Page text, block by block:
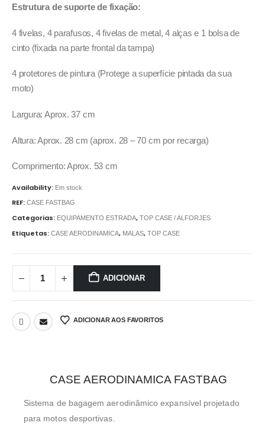
Estrutura de suporte de fixação:
4 fivelas, 4 parafusos, 4 fivelas de metal, 4 alças e 1 bolsa de
cinto (fixada na parte frontal da tampa)
4 protetores de pintura (Protege a superfície pintada da sua
moto)
Largura: Aprox. 37 cm
Altura: Aprox. 28 cm (aprox. 28 – 70 cm por recarga)
Comprimento: Aprox. 53 cm
Availability: Em stock
REF: CASE FASTBAG
Categorias: EQUIPAMENTO ESTRADA, TOP CASE / ALFORJES
Etiquetas: CASE AERODINAMICA, MALAS, TOP CASE
ADICIONAR
ADICIONAR AOS FAVORITOS
CASE AERODINAMICA FASTBAG
Sistema de bagagem aerodinâmico expansível projetado
para motos desportivas.